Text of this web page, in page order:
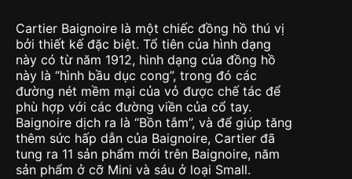
Cartier Baignoire là một chiếc đồng hồ thú vị
bởi thiết kế đặc biệt. Tổ tiên của hình dạng
này có từ năm 1912, hình dạng của đồng hồ
này là “hình bầu dục cong”, trong đó các
đường nét mềm mại của vỏ được chế tác để
phù hợp với các đường viền của cổ tay.
Baignoire dịch ra là “Bồn tắm”, và để giúp tăng
thêm sức hấp dẫn của Baignoire, Cartier đã
tung ra 11 sản phẩm mới trên Baignoire, năm
sản phẩm ở cỡ Mini và sáu ở loại Small.